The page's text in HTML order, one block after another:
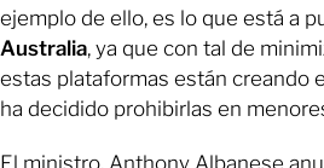
ejemplo de ello, es lo que está a
Australia, ya que con tal de
estas plataformas están creando
ha decidido prohibirlas en
El ministro, Anthony Albanese